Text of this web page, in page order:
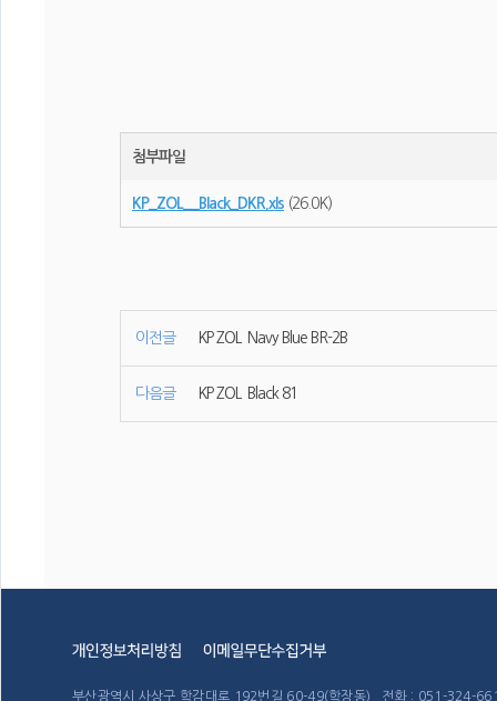
첨부파일
KP_ZOL__Black_DKR.xls (26.0K)
이전글 KP ZOL Navy Blue BR-2B
다음글 KP ZOL Black 81
부산광역시 사상구 학감대로 192번길 60-49(학장동) 전화 : 051-